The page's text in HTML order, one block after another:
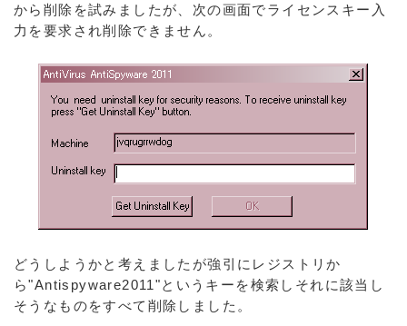
から削除を試みましたが、次の画面でライセンスキー入
力を要求され削除できません。
どうしようかと考えましたが強引にレジストリか
ら"Antispyware2011"というキーを検索しそれに該当し
そうなものをすべて削除しました。